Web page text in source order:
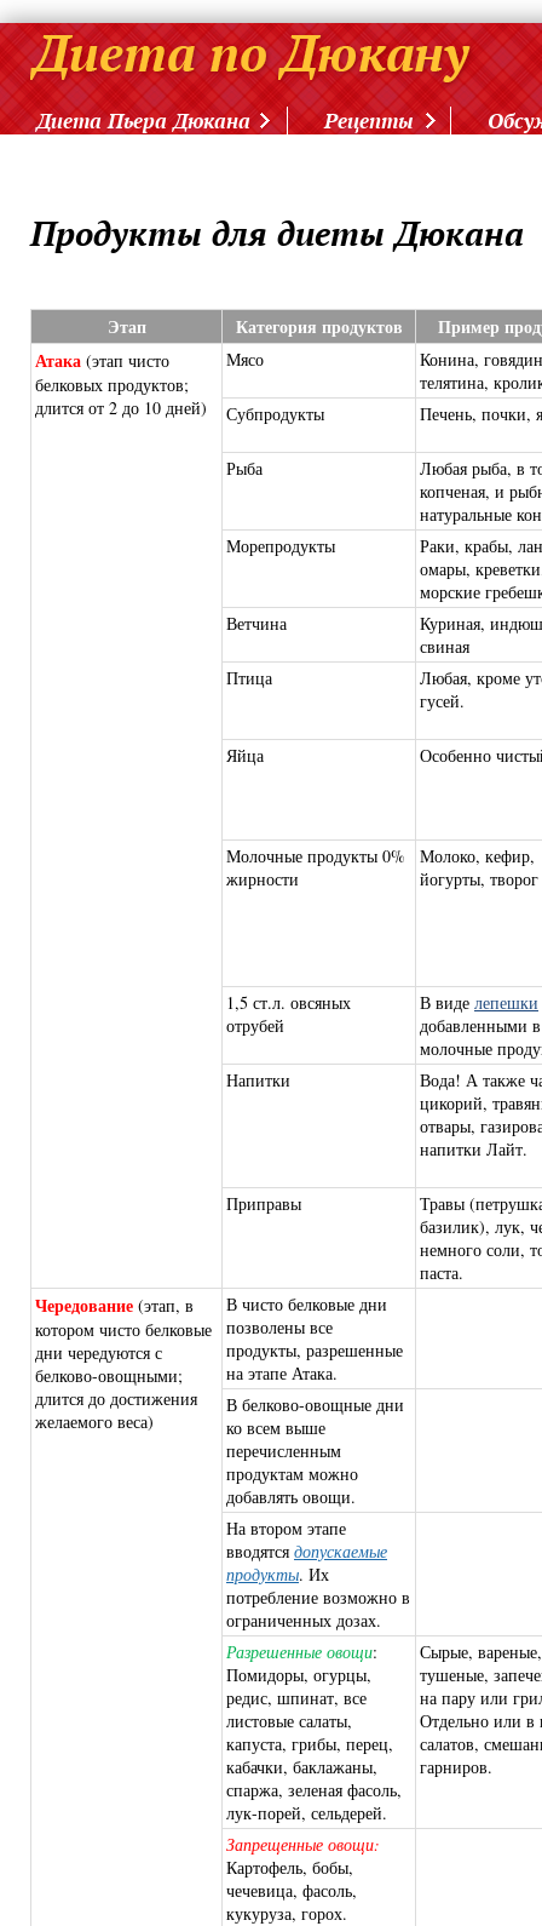
Диета Пьера Дюкана Рецепты
Продукты для диеты Дюкана
Этап Категория продуктов
Пример
Атака (этап чисто
белковых продуктов;
длится от 2 до 10 дней)
Мясо
Конина,
телятина,
Субпродукты
Печень, почки,
Рыба
Любая рыба, в
копченая, и
натуральные
Морепродукты
Раки, крабы,
омары,
морские
Ветчина
Куриная,
свиная
Птица
Любая, кроме
гусей.
Яйца Особенно
Молочные продукты 0%
жирности
Молоко, кефир,
йогурты, творог
1,5 ст.л. овсяных
отрубей
В виде лепешки
добавленными в
молочные
Напитки
Вода! А также
цикорий,
отвары,
напитки Лайт.
Приправы
Травы
базилик), лук,
немного соли,
паста.
Чередование (этап, в
котором чисто белковые
дни чередуются с
белково-овощными;
длится до достижения
желаемого веса)
В чисто белковые дни
позволены все
продукты, разрешенные
на этапе Атака.
В белково-овощные дни
ко всем выше
перечисленным
продуктам можно
добавлять овощи.
На втором этапе
вводятся допускаемые
продукты. Их
потребление возможно в
ограниченных дозах.
Разрешенные овощи:
Помидоры, огурцы,
редис, шпинат, все
листовые салаты,
капуста, грибы, перец,
кабачки, баклажаны,
спаржа, зеленая фасоль,
лук-порей, сельдерей.
Сырые, вареные,
тушеные,
на пару или
Отдельно или в
салатов,
гарниров.
Запрещенные овощи:
Картофель, бобы,
чечевица, фасоль,
кукуруза, горох.